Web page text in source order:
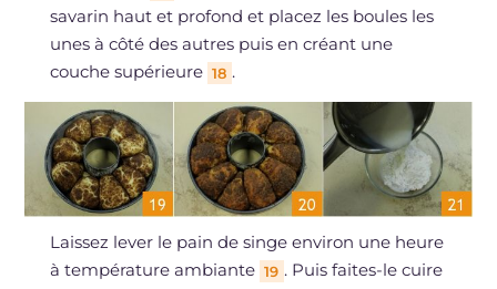
savarin haut et profond et placez les boules les
unes à côté des autres puis en créant une
couche supérieure 18 .
Laissez lever le pain de singe environ une heure
à température ambiante 19 . Puis faites-le cuire